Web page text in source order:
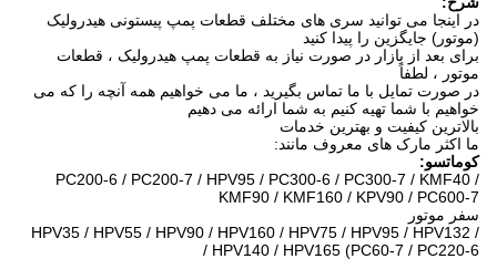
در اینجا می توانید سری های مختلف قطعات پمپ پیستونی هیدرولیک
(موتور) جایگزین را پیدا کنید
برای بعد از بازار در صورت نیاز به قطعات پمپ هیدرولیک ، قطعات
موتور ، لطفاً
در صورت تمایل با ما تماس بگیرید ، ما می خواهیم همه آنچه را که می
خواهیم با شما تهیه کنیم به شما ارائه می دهیم
بالاترین کیفیت و بهترین خدمات
ما اکثر مارک های معروف مانند:
کوماتسو:
PC200-6 / PC200-7 / HPV95 / PC300-6 / PC300-7 / KMF40 /
KMF90 / KMF160 / KPV90 / PC600-7
سفر موتور
HPV35 / HPV55 / HPV90 / HPV160 / HPV75 / HPV95 / HPV132 /
HPV140 / HPV165 (PC60-7 / PC220-6 /